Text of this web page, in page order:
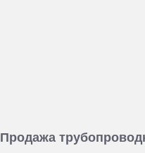
Продажа